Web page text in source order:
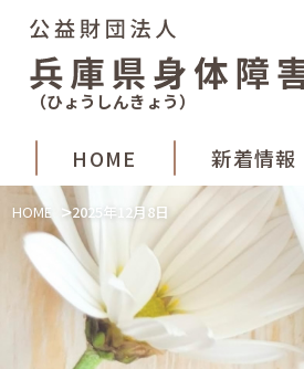
（ひょうしんきょう）
HOME 新着情報
HOME >2025年12月8日